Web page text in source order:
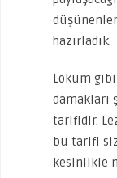
hazırladık.
Lokum gibi
damakları
tarifidir.
bu tarifi
kesinlikle